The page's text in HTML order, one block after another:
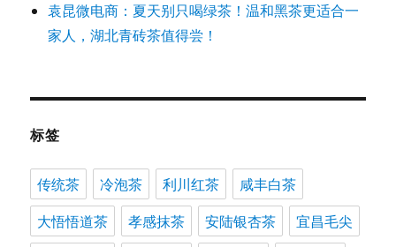
袁昆微电商：夏天别只喝绿茶！温和黑茶更适合一
家人，湖北青砖茶值得尝！
标签
传统茶 冷泡茶 利川红茶
咸丰白茶
大悟悟道茶
孝感抹茶 安陆银杏茶
宜昌毛尖